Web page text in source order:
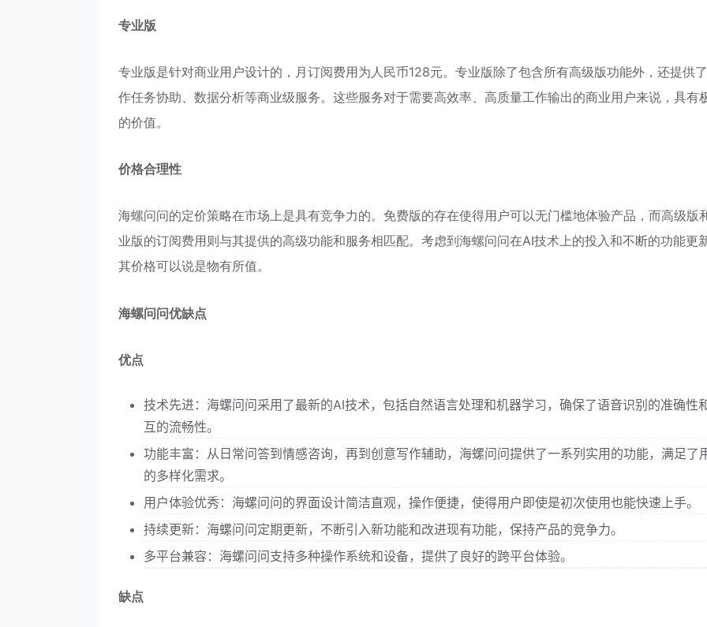
专业版
专业版是针对商业用户设计的，月订阅费用为人民币128元。专业版除了包含所有高级版功能外，还提供
作任务协助、数据分析等商业级服务。这些服务对于需要高效率、高质量工作输出的商业用户来说，具有
的价值。
价格合理性
海螺问问的定价策略在市场上是具有竞争力的。免费版的存在使得用户可以无门槛地体验产品，而高级版
业版的订阅费用则与其提供的高级功能和服务相匹配。考虑到海螺问问在AI技术上的投入和不断的功能更
其价格可以说是物有所值。
海螺问问优缺点
优点
技术先进：海螺问问采用了最新的AI技术，包括自然语言处理和机器学习，确保了语音识别的准确性
互的流畅性。
功能丰富：从日常问答到情感咨询，再到创意写作辅助，海螺问问提供了一系列实用的功能，满足了
的多样化需求。
用户体验优秀：海螺问问的界面设计简洁直观，操作便捷，使得用户即使是初次使用也能快速上手。
持续更新：海螺问问定期更新，不断引入新功能和改进现有功能，保持产品的竞争力。
多平台兼容：海螺问问支持多种操作系统和设备，提供了良好的跨平台体验。
缺点